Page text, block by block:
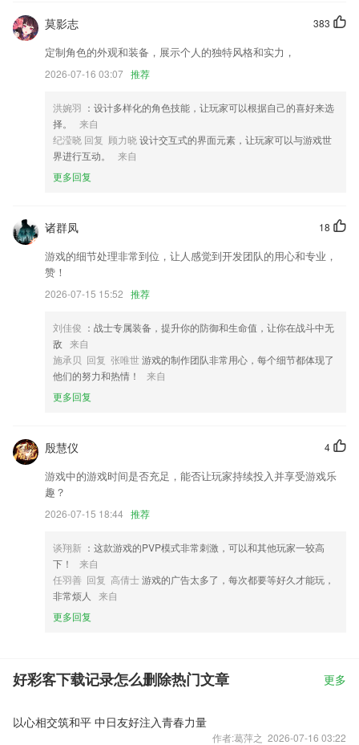
好彩客下载记录怎么删除更新了什么?
优化恢复和备份操作，先开机再恢复，恢复完成后记得重启哟。
加入直播新功能，二次元男神在穿越君等你！
添加会员体系
优化图片，保存后更清晰
迭代代码，降低电视遥控器的使用延迟
到应用商店进行打分评论，说出您的使用经历，以帮助我们更好的对产品
进行优化修改。
383
莫影志
定制角色的外观和装备，展示个人的独特风格和实力，
2026-07-16 03:07 推荐
洪婉羽 ：设计多样化的角色技能，让玩家可以根据自己的喜好来选
择。
来自
纪滢晓 回复 顾力晓设计交互式的界面元素，让玩家可以与游戏世
界进行互动。
来自
更多回复
18
诸群凤
游戏的细节处理非常到位，让人感觉到开发团队的用心和专业，
赞！
2026-07-15 15:52 推荐
刘佳俊 ：战士专属装备，提升你的防御和生命值，让你在战斗中无
敌 来自
施承贝 回复 张唯世游戏的制作团队非常用心，每个细节都体现了
他们的努力和热情！
来自
更多回复
4
殷慧仪
游戏中的游戏时间是否充足，能否让玩家持续投入并享受游戏乐
趣？
2026-07-15 18:44 推荐
谈翔新 ：这款游戏的PVP模式非常刺激，可以和其他玩家一较高
下！
来自
任羽善 回复 高倩士游戏的广告太多了，每次都要等好久才能玩，
非常烦人
来自
更多回复
好彩客下载记录怎么删除热门文章 更多
以心相交筑和平 中日友好注入青春力量
作者:葛萍之 2026-07-16 03:22